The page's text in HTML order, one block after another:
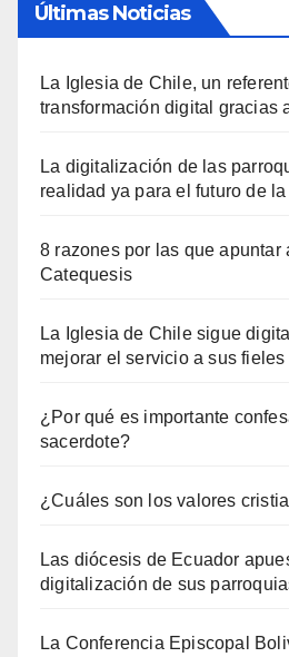
Últimas Noticias
La Iglesia de Chile, un
transformación digital gracias
La digitalización de las
realidad ya para el futuro de
8 razones por las que apuntar
Catequesis
La Iglesia de Chile sigue
mejorar el servicio a sus fieles
¿Por qué es importante
sacerdote?
¿Cuáles son los valores
Las diócesis de Ecuador
digitalización de sus
La Conferencia Episcopal